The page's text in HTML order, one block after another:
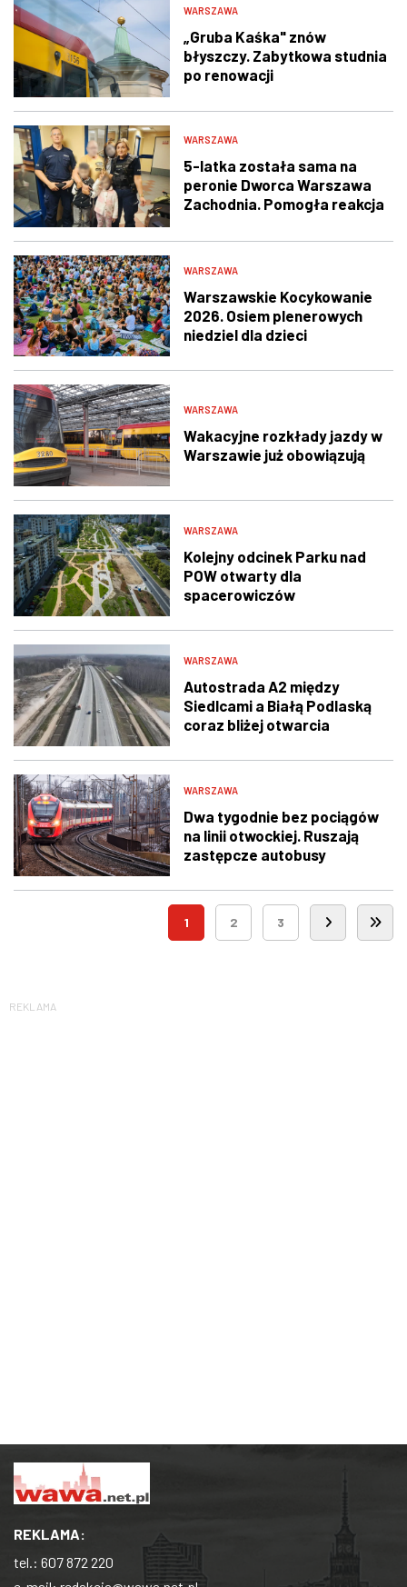
WARSZAWA
„Gruba Kaśka" znów
błyszczy. Zabytkowa studnia
po renowacji
WARSZAWA
5-latka została sama na
peronie Dworca Warszawa
Zachodnia. Pomogła reakcja
WARSZAWA
Warszawskie Kocykowanie
2026. Osiem plenerowych
niedziel dla dzieci
WARSZAWA
Wakacyjne rozkłady jazdy w
Warszawie już obowiązują
WARSZAWA
Kolejny odcinek Parku nad
POW otwarty dla
spacerowiczów
WARSZAWA
Autostrada A2 między
Siedlcami a Białą Podlaską
coraz bliżej otwarcia
WARSZAWA
Dwa tygodnie bez pociągów
na linii otwockiej. Ruszają
zastępcze autobusy
1 2 3
REKLAMA
REKLAMA:
tel.: 607 872 220